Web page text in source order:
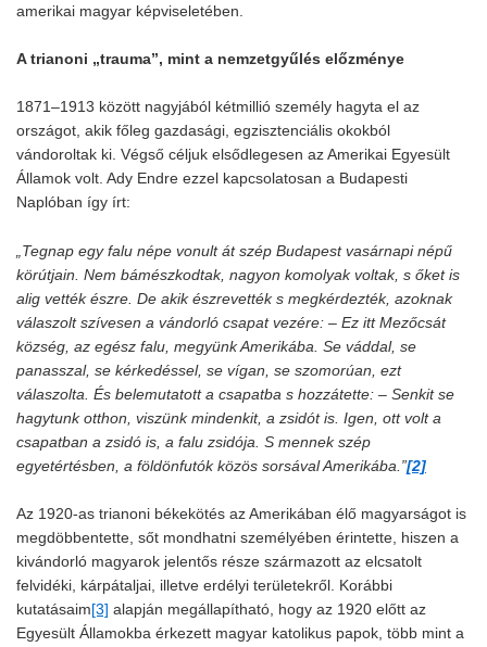
amerikai magyar képviseletében.
A trianoni „trauma”, mint a nemzetgyűlés előzménye
1871–1913 között nagyjából kétmillió személy hagyta el az
országot, akik főleg gazdasági, egzisztenciális okokból
vándoroltak ki. Végső céljuk elsődlegesen az Amerikai Egyesült
Államok volt. Ady Endre ezzel kapcsolatosan a Budapesti
Naplóban így írt:
„Tegnap egy falu népe vonult át szép Budapest vasárnapi népű
körútjain. Nem bámészkodtak, nagyon komolyak voltak, s őket is
alig vették észre. De akik észrevették s megkérdezték, azoknak
válaszolt szívesen a vándorló csapat vezére: – Ez itt Mezőcsát
község, az egész falu, megyünk Amerikába. Se váddal, se
panasszal, se kérkedéssel, se vígan, se szomorúan, ezt
válaszolta. És belemutatott a csapatba s hozzátette: – Senkit se
hagytunk otthon, viszünk mindenkit, a zsidót is. Igen, ott volt a
csapatban a zsidó is, a falu zsidója. S mennek szép
egyetértésben, a földönfutók közös sorsával Amerikába.”[2]
Az 1920-as trianoni békekötés az Amerikában élő magyarságot is
megdöbbentette, sőt mondhatni személyében érintette, hiszen a
kivándorló magyarok jelentős része származott az elcsatolt
felvidéki, kárpátaljai, illetve erdélyi területekről. Korábbi
kutatásaim[3] alapján megállapítható, hogy az 1920 előtt az
Egyesült Államokba érkezett magyar katolikus papok, több mint a